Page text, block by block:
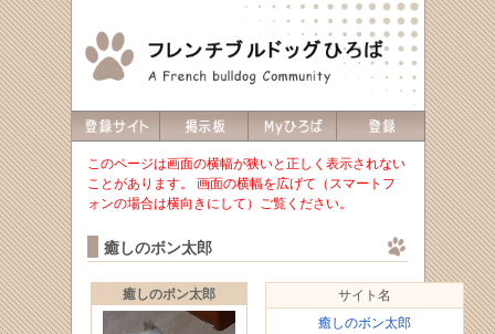
このページは画面の横幅が狭いと正しく表示されない
ことがあります。 画面の横幅を広げて（スマートフ
ォンの場合は横向きにして）ご覧ください。
癒しのボン太郎
癒しのボン太郎
サイト名
癒しのボン太郎